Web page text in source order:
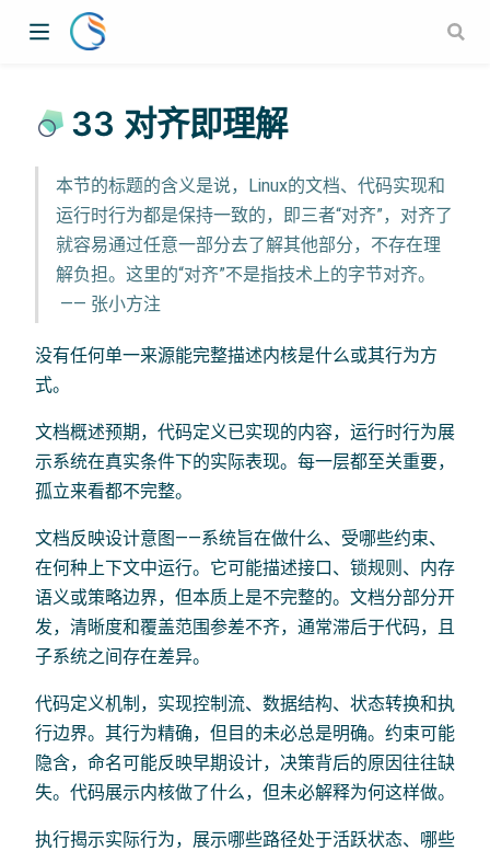
33 对齐即理解
本节的标题的含义是说，Linux的文档、代码实现和
运行时行为都是保持一致的，即三者“对齐”，对齐了
就容易通过任意一部分去了解其他部分，不存在理
解负担。这里的“对齐”不是指技术上的字节对齐。
​ —— 张小方注
没有任何单一来源能完整描述内核是什么或其行为方
式。
文档概述预期，代码定义已实现的内容，运行时行为展
示系统在真实条件下的实际表现。每一层都至关重要，
孤立来看都不完整。
文档反映设计意图——系统旨在做什么、受哪些约束、
在何种上下文中运行。它可能描述接口、锁规则、内存
语义或策略边界，但本质上是不完整的。文档分部分开
发，清晰度和覆盖范围参差不齐，通常滞后于代码，且
子系统之间存在差异。
代码定义机制，实现控制流、数据结构、状态转换和执
行边界。其行为精确，但目的未必总是明确。约束可能
隐含，命名可能反映早期设计，决策背后的原因往往缺
失。代码展示内核做了什么，但未必解释为何这样做。
执行揭示实际行为，展示哪些路径处于活跃状态、哪些